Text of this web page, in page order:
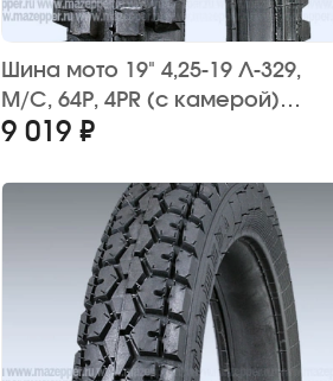
Шина мото 19" 4,25-19 Л-329,
M/C, 64P, 4PR (с камерой)
"ПЕТРОШИНА" (кросс)
9 019 ₽